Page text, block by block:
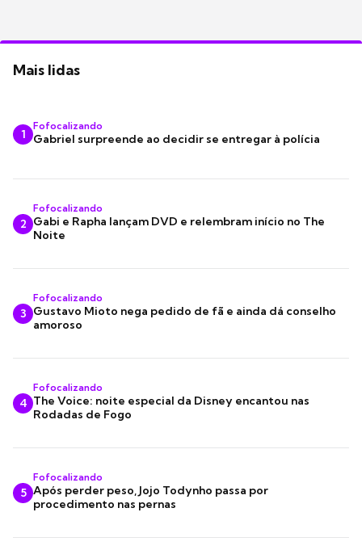
Mais lidas
1
Fofocalizando
Gabriel surpreende ao decidir se entregar à polícia
2
Fofocalizando
Gabi e Rapha lançam DVD e relembram início no The
Noite
3
Fofocalizando
Gustavo Mioto nega pedido de fã e ainda dá conselho
amoroso
4
Fofocalizando
The Voice: noite especial da Disney encantou nas
Rodadas de Fogo
5
Fofocalizando
Após perder peso, Jojo Todynho passa por
procedimento nas pernas